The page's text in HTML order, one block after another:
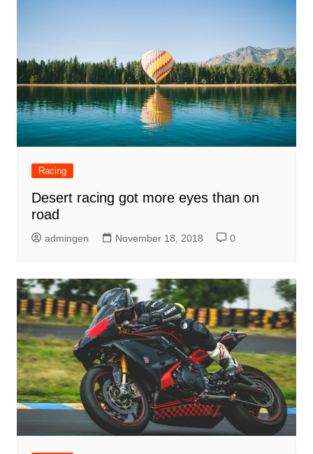
Racing
Desert racing got more eyes than on
road
admingen November 18, 2018 0